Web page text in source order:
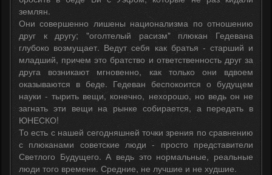
землян.
Они совершенно лишены национализма по отношению
друг к другу; "оголтелый расизм" плюкан Гедевана
глубоко возмущает. Ведут себя как братья - старший и
младший, причем это братство и ответственность друг за
друга возникают мгновенно, как только они вдвоем
оказываются в беде. Гедеван беспокоится о будущем
науки - тырить вещи, конечно, нехорошо, но ведь он не
загнать эти вещи на рынке собирается, а передать в
ЮНЕСКО!
То есть с нашей сегодняшней точки зрения по сравнению
с плюканами советские люди - просто представители
Светлого Будущего. А ведь это нормальные, реальные
люди того времени. Средние, не лучшие и не худшие.